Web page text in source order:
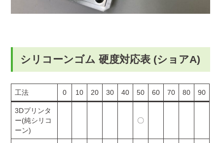
シリコーンゴム 硬度対応表 (ショアA)
工法 0 10 20 30 40 50 60 70 80 90
3Dプリンタ
ー(純シリコ
ーン)
〇